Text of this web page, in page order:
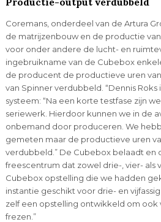
Coremans, onderdeel van de Artura
de matrijzenbouw en de productie
voor onder andere de lucht- en
ingebruikname van de Cubebox
de producent de productieve uren
van Spinner verdubbeld. “Dennis
systeem: “Na een korte testfase zijn
seriewerk. Hierdoor kunnen we in de
onbemand door produceren. We
gemeten maar de productieve uren
verdubbeld.” De Cubebox belaadt en
freescentrum dat zowel drie-, vier- als
Cubebox opstelling die we hadden
instantie geschikt voor drie- en
zelf een opstelling ontwikkeld om ook
frezen.”